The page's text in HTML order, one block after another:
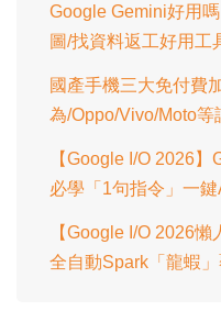
Google Gemini好用
圖/找資料返工好用工
國產手機三大免付費
為/Oppo/Vivo/Moto等
【Google I/O 2026
必學「1句指令」一
【Google I/O 2026
全自動Spark「龍蝦